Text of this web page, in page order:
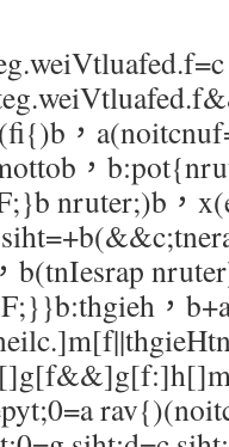
，
，
nruter;)b，
b(tnIesrap
，